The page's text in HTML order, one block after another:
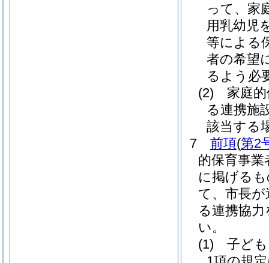
って、家
用乳幼児
等による
者の希望
るよう必
(2)
家庭
る連携施
該当する
7
前項(第2
的保育事
に掲げる
て、市長
る連携協
い。
(1)
子ど